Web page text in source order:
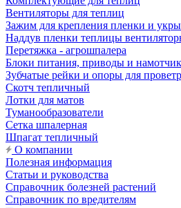
Вентиляторы для теплиц
Зажим для крепления пленки и
Наддув пленки теплицы
Перетяжка - агрошпалера
Блоки питания, приводы и
Зубчатые рейки и опоры для
Скотч тепличный
Лотки для матов
Туманообразователи
Сетка шпалерная
Шпагат тепличный
О компании
Полезная информация
Статьи и руководства
Справочник болезней растений
Справочник по вредителям